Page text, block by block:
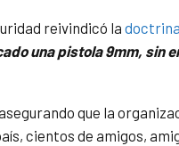
reivindicó la
una pistola 9mm, sin
que la
cientos de amigos,